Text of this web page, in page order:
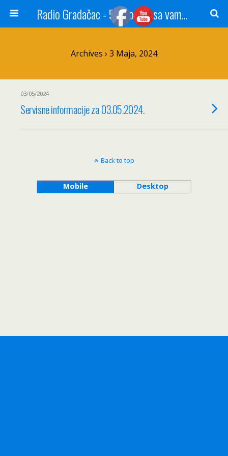
Radio Gradačac - 56 godina sa vama...
Archives › 3 Maja, 2024
03/05/2024
Servisne informacije za 03.05.2024.
Back to top
Mobile Desktop